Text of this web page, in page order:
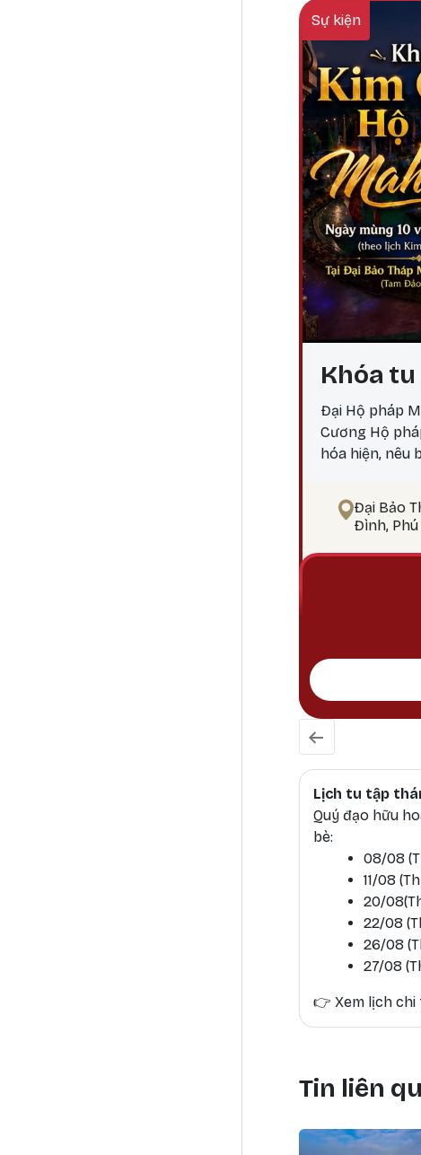
Sự kiện
Khóa
Đại Hộ pháp
Cương Hộ
hóa hiện, nêu
các chướng
sự suy thoái,
Đại Bảo
Đình, Phú
Lịch tu tập
Quý đạo hữu
bè:
08/08
11/08
20/
22/08
26/08
27/08
👉 Xem lịch chi
Tin liên